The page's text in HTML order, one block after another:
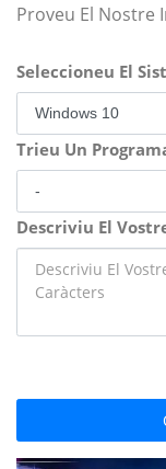
Proveu El Nostre
Seleccioneu El
Trieu Un
Descriviu El